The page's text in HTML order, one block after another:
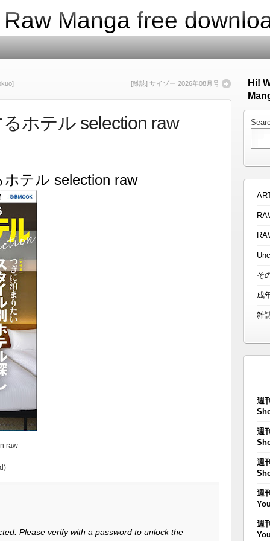
Manga free
[雑誌] サイゾー 2026年08月号
ホテル selection raw
テル selection raw
raw
Please verify with a password to unlock the
Hi!
そ
成
雑
週
週
週
週
週